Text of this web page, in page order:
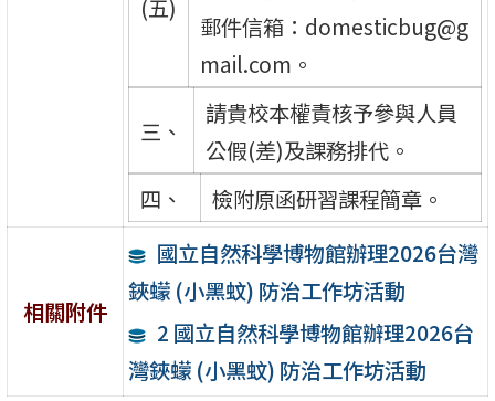
(五)
郵件信箱：domesticbug@g
mail.com。
三、
請貴校本權責核予參與人員
公假(差)及課務排代。
四、
檢附原函研習課程簡章。
相關附件
國立自然科學博物館辦理2026台灣
鋏蠓 (小黑蚊) 防治工作坊活動
2 國立自然科學博物館辦理2026台
灣鋏蠓 (小黑蚊) 防治工作坊活動